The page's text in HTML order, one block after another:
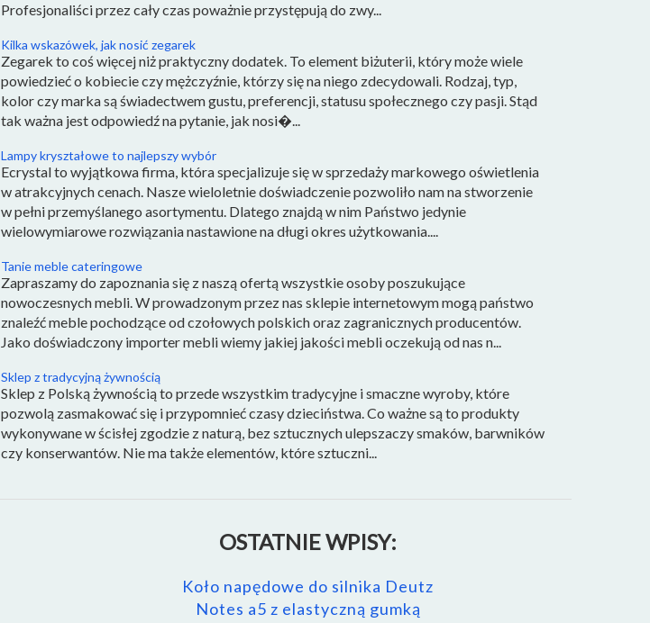
Profesjonaliści przez cały czas poważnie przystępują do zwy...
Kilka wskazówek, jak nosić zegarek
Zegarek to coś więcej niż praktyczny dodatek. To element biżuterii, który może wiele
powiedzieć o kobiecie czy mężczyźnie, którzy się na niego zdecydowali. Rodzaj, typ,
kolor czy marka są świadectwem gustu, preferencji, statusu społecznego czy pasji. Stąd
tak ważna jest odpowiedź na pytanie, jak nosi�...
Lampy kryształowe to najlepszy wybór
Ecrystal to wyjątkowa firma, która specjalizuje się w sprzedaży markowego oświetlenia
w atrakcyjnych cenach. Nasze wieloletnie doświadczenie pozwoliło nam na stworzenie
w pełni przemyślanego asortymentu. Dlatego znajdą w nim Państwo jedynie
wielowymiarowe rozwiązania nastawione na długi okres użytkowania....
Tanie meble cateringowe
Zapraszamy do zapoznania się z naszą ofertą wszystkie osoby poszukujące
nowoczesnych mebli. W prowadzonym przez nas sklepie internetowym mogą państwo
znaleźć meble pochodzące od czołowych polskich oraz zagranicznych producentów.
Jako doświadczony importer mebli wiemy jakiej jakości mebli oczekują od nas n...
Sklep z tradycyjną żywnością
Sklep z Polską żywnością to przede wszystkim tradycyjne i smaczne wyroby, które
pozwolą zasmakować się i przypomnieć czasy dzieciństwa. Co ważne są to produkty
wykonywane w ścisłej zgodzie z naturą, bez sztucznych ulepszaczy smaków, barwników
czy konserwantów. Nie ma także elementów, które sztuczni...
OSTATNIE WPISY:
Koło napędowe do silnika Deutz
Notes a5 z elastyczną gumką